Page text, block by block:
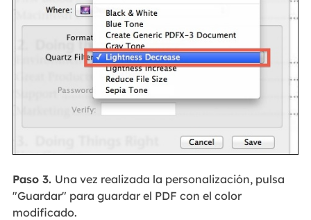
Paso 3. Una vez realizada la personalización, pulsa
"Guardar" para guardar el PDF con el color
modificado.